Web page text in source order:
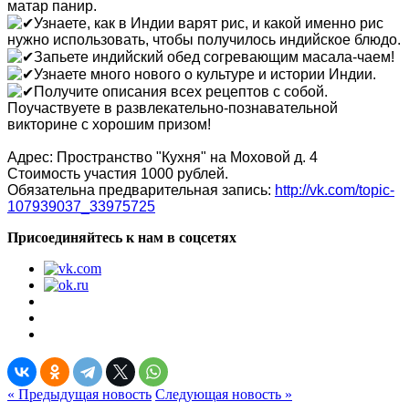
матар панир.
Узнаете, как в Индии варят рис, и какой именно рис
нужно использовать, чтобы получилось индийское блюдо.
Запьете индийский обед согревающим масала-чаем!
Узнаете много нового о культуре и истории Индии.
Получите описания всех рецептов с собой.
Поучаствуете в развлекательно-познавательной
викторине с хорошим призом!
Адрес: Пространство "Кухня" на Моховой д. 4
Стоимость участия 1000 рублей.
Обязательна предварительная запись: http://vk.com/topic-
107939037_33975725
Присоединяйтесь к нам в соцсетях
« Предыдущая новость Следующая новость »